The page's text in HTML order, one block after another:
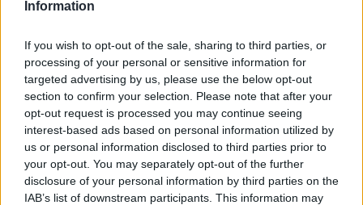
Information
If you wish to opt-out of the sale, sharing to third parties, or
processing of your personal or sensitive information for
targeted advertising by us, please use the below opt-out
section to confirm your selection. Please note that after your
opt-out request is processed you may continue seeing
interest-based ads based on personal information utilized by
us or personal information disclosed to third parties prior to
your opt-out. You may separately opt-out of the further
disclosure of your personal information by third parties on the
IAB’s list of downstream participants. This information may
MONDEN
Noroc incredibil. Un bilet de loterie de un
milion de euro a fost găsit în camionul de
gunoi